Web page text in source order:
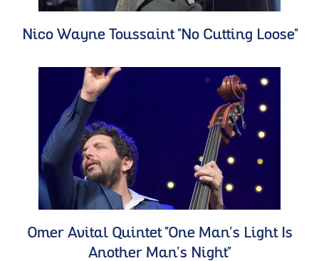
Nico Wayne Toussaint "No Cutting Loose"
Omer Avital Quintet "One Man's Light Is
Another Man's Night"